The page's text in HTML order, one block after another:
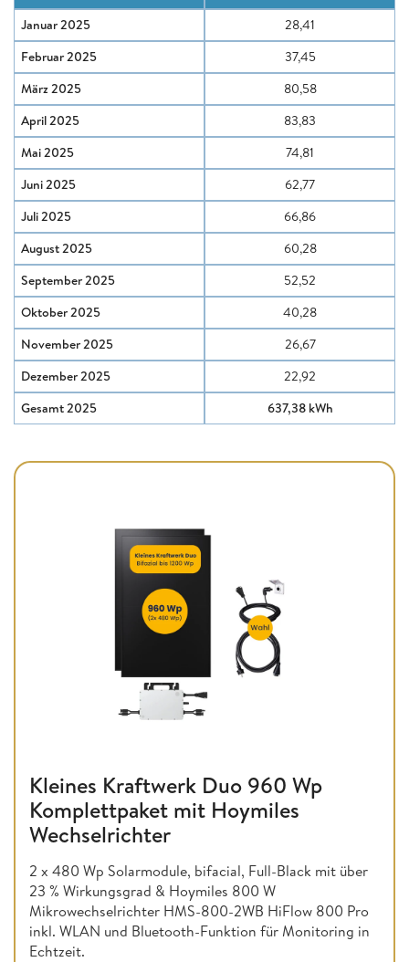
Januar 2025
28,41
Februar 2025
37,45
März 2025
80,58
April 2025
83,83
Mai 2025
74,81
Juni 2025
62,77
Juli 2025
66,86
August 2025
60,28
September 2025
52,52
Oktober 2025
40,28
November 2025
26,67
Dezember 2025
22,92
Gesamt 2025
637,38 kWh
Kleines Kraftwerk Duo 960 Wp
Komplettpaket mit Hoymiles
Wechselrichter
2 x 480 Wp Solarmodule, bifacial, Full-Black mit über
23 % Wirkungsgrad & Hoymiles 800 W
Mikrowechselrichter HMS-800-2WB HiFlow 800 Pro
inkl. WLAN und Bluetooth-Funktion für Monitoring in
Echtzeit.